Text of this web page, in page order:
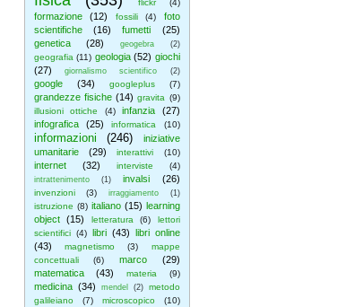
flickr (4)
formazione (12) fossili (4)
foto
scientifiche
(16) fumetti
(25)
genetica
(28) geogebra (2)
geografia (11) geologia (52) giochi
(27)
giornalismo scientifico (2)
google (34) googleplus (7)
grandezze fisiche (14) gravita (9)
illusioni ottiche
(4) infanzia
(27)
infografica
(25) informatica (10)
informazioni (246)
iniziative
umanitarie
(29) interattivi (10)
internet (32) interviste (4)
intrattenimento (1) invalsi (26)
invenzioni (3) irraggiamento (1)
istruzione (8) italiano (15) learning
object
(15) letteratura (6)
lettori
scientifici (4) libri (43) libri online
(43)
magnetismo (3)
mappe
concettuali
(6) marco
(29)
matematica
(43) materia (9)
medicina (34) mendel (2)
metodo
galileiano
(7) microscopico
(10)